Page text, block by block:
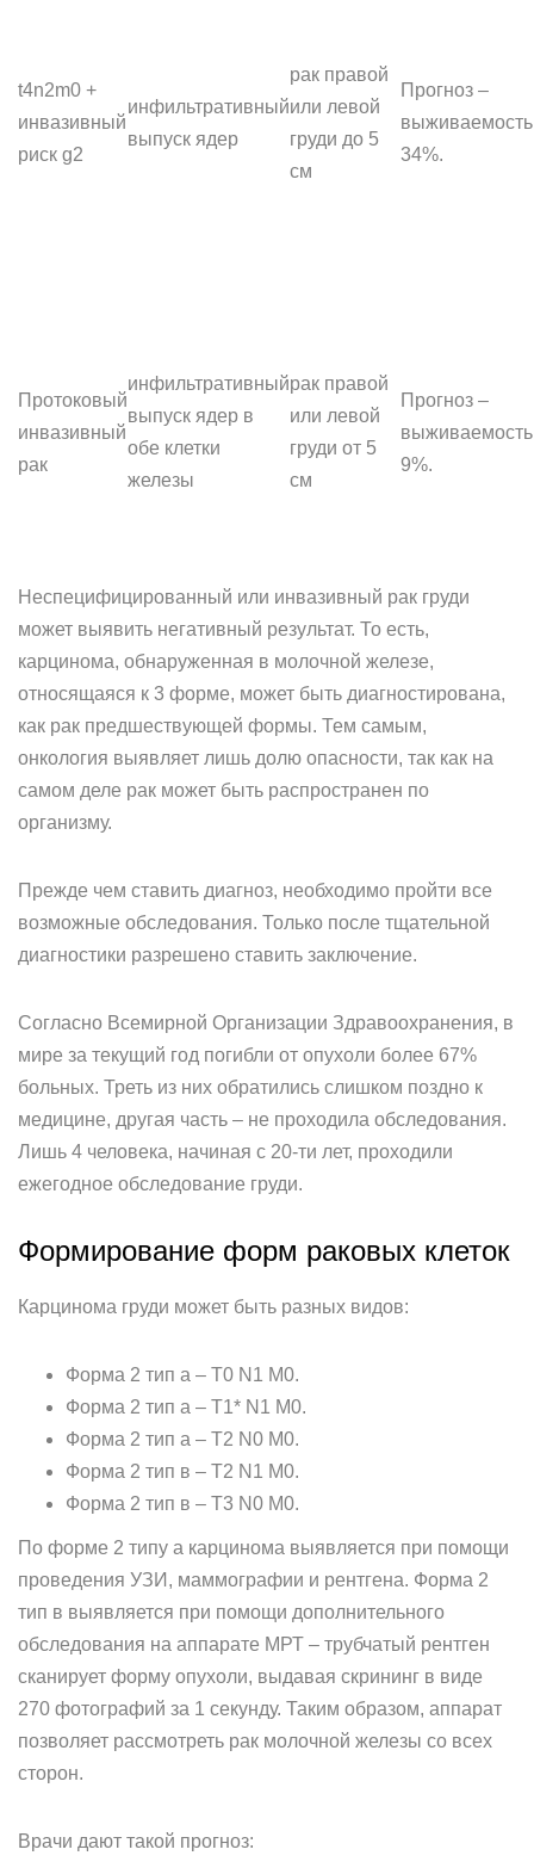
t4n2m0 +
инвазивный
риск g2
инфильтративный
выпуск ядер
рак правой
или левой
груди до 5
см
Прогноз –
выживаемость
34%.
Протоковый
инвазивный
рак
инфильтративный
выпуск ядер в
обе клетки
железы
рак правой
или левой
груди от 5
см
Прогноз –
выживаемость
9%.
Неспецифицированный или инвазивный рак груди
может выявить негативный результат. То есть,
карцинома, обнаруженная в молочной железе,
относящаяся к 3 форме, может быть диагностирована,
как рак предшествующей формы. Тем самым,
онкология выявляет лишь долю опасности, так как на
самом деле рак может быть распространен по
организму.
Прежде чем ставить диагноз, необходимо пройти все
возможные обследования. Только после тщательной
диагностики разрешено ставить заключение.
Согласно Всемирной Организации Здравоохранения, в
мире за текущий год погибли от опухоли более 67%
больных. Треть из них обратились слишком поздно к
медицине, другая часть – не проходила обследования.
Лишь 4 человека, начиная с 20-ти лет, проходили
ежегодное обследование груди.
Формирование форм раковых клеток
Карцинома груди может быть разных видов:
Форма 2 тип а – T0 N1 M0.
Форма 2 тип а – T1* N1 M0.
Форма 2 тип а – T2 N0 M0.
Форма 2 тип в – T2 N1 M0.
Форма 2 тип в – T3 N0 M0.
По форме 2 типу а карцинома выявляется при помощи
проведения УЗИ, маммографии и рентгена. Форма 2
тип в выявляется при помощи дополнительного
обследования на аппарате МРТ – трубчатый рентген
сканирует форму опухоли, выдавая скрининг в виде
270 фотографий за 1 секунду. Таким образом, аппарат
позволяет рассмотреть рак молочной железы со всех
сторон.
Врачи дают такой прогноз: